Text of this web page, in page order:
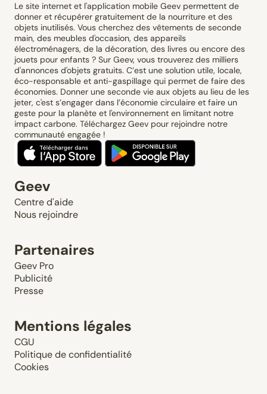
Le site internet et l'application mobile Geev permettent de
donner et récupérer gratuitement de la nourriture et des
objets inutilisés. Vous cherchez des vêtements de seconde
main, des meubles d'occasion, des appareils
électroménagers, de la décoration, des livres ou encore des
jouets pour enfants ? Sur Geev, vous trouverez des milliers
d'annonces d'objets gratuits. C’est une solution utile, locale,
éco-responsable et anti-gaspillage qui permet de faire des
économies. Donner une seconde vie aux objets au lieu de les
jeter, c'est s’engager dans l’économie circulaire et faire un
geste pour la planète et l'environnement en limitant notre
impact carbone. Téléchargez Geev pour rejoindre notre
communauté engagée !
Geev
Centre d'aide
Nous rejoindre
Partenaires
Geev Pro
Publicité
Presse
Mentions légales
CGU
Politique de confidentialité
Cookies